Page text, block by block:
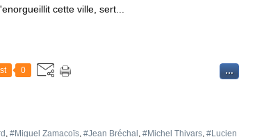
cette ville, sert...
0 …
, #Miguel Zamacoïs, #Jean Bréchal , #Michel Thivars, #Lucien